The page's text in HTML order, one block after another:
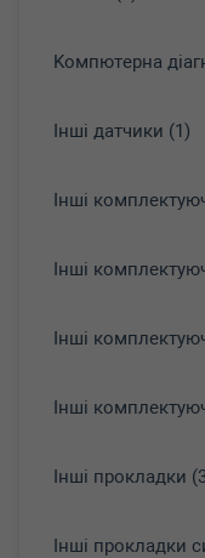
Koмпютepнa
Інші датчики (1)
Інші
Інші
Інші
Інші
Інші прокладки
Інші прокладки